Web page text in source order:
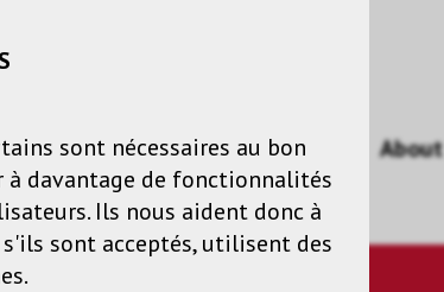
Services Actualités About
sont nécessaires au bon
davantage de fonctionnalités
Ils nous aident donc à
sont acceptés, utilisent des